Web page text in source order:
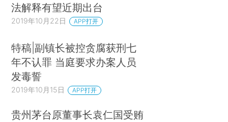
法解释有望近期出台
2019年10月22日 APP打开
特稿|副镇长被控贪腐获刑七
年不认罪 当庭要求办案人员
发毒誓
2019年10月15日 APP打开
贵州茅台原董事长袁仁国受贿